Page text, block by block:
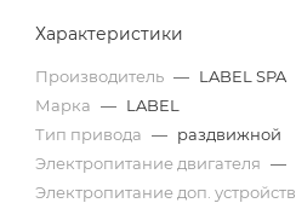
Характеристики
Производитель — LABEL SPA
Марка — LABEL
Тип привода — раздвижной
Электропитание двигателя —
Электропитание доп. устройств